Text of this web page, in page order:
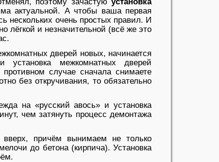
актуальной. А чтобы ваша первая
нескольких очень простых правил. И
лёгкой и незначительной (всё же это
дверей новых, начинается
межкомнатных дверей
случае сначала снимаете
без откручивания, то обязательно
на «русский авось» и установка
чем затянуть процесс демонтажа
причём вынимаем не только
до бетона (кирпича). Установка